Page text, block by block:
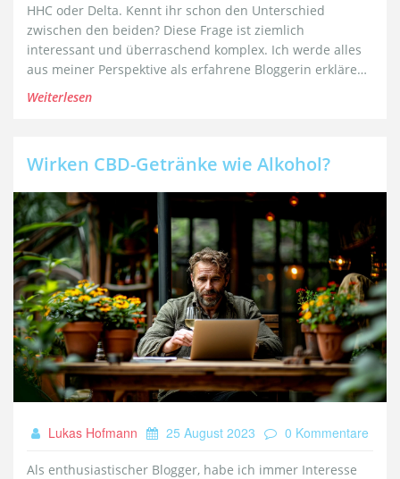
HHC oder Delta. Kennt ihr schon den Unterschied
zwischen den beiden? Diese Frage ist ziemlich
interessant und überraschend komplex. Ich werde alles
aus meiner Perspektive als erfahrene Bloggerin erklären,
in einfachen Worten und übersichtlich. Bleibt dran, um
Weiterlesen
Wirken CBD-Getränke wie Alkohol?
Lukas Hofmann 25 August 2023 0 Kommentare
Als enthusiastischer Blogger, habe ich immer Interesse